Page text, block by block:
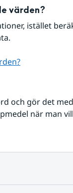
värden?
istället
och gör det
när man